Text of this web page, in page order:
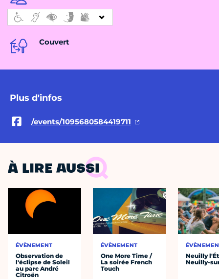
Couvert
Plus d'infos
/events/1095680584419711
À LIRE AUSSI
ÉVÈNEMENT
Observation de
l'éclipse de Soleil
au parc André
Citroën
ÉVÈNEMENT
One More Time /
La soirée French
Touch
Neuilly
Neuilly-